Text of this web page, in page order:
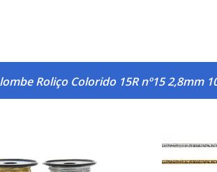
Roliço Colorido 15R nº15 2,8mm